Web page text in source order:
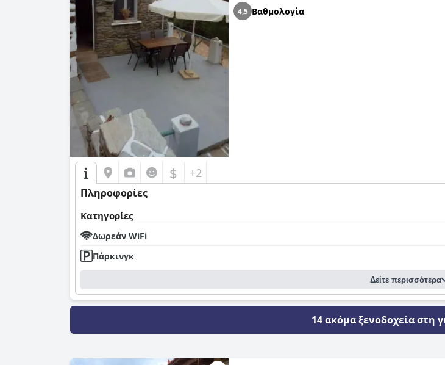
4,5 Βαθμολογία
$ +2
Πληροφορίες
Κατηγορίες
Δωρεάν WiFi
Πάρκινγκ
Δείτε περισσότερα
14 ακόμα ξενοδοχεία στη